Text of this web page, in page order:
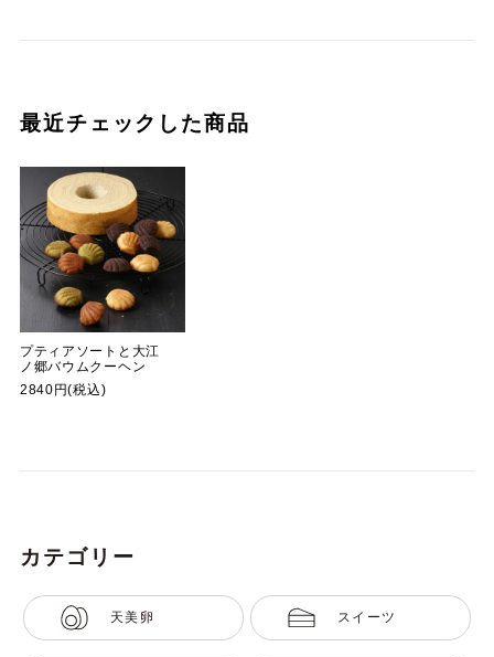
最近チェックした商品
プティアソートと大江
ノ郷バウムクーヘン
2840円(税込)
カテゴリー
天美卵 スイーツ